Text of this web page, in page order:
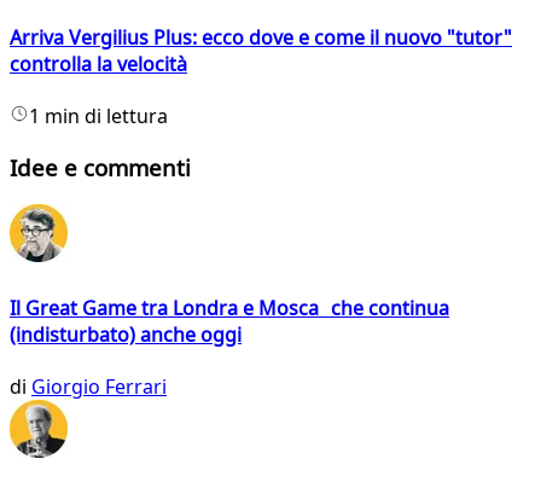
Arriva Vergilius Plus: ecco dove e come il nuovo "tutor"
controlla la velocità
1 min di lettura
Idee e commenti
Il Great Game tra Londra e Mosca che continua
(indisturbato) anche oggi
di Giorgio Ferrari